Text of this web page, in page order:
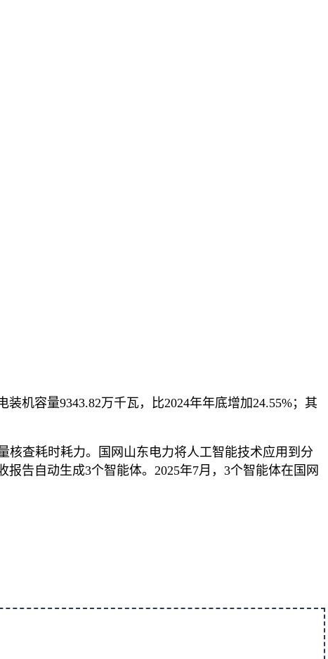
机容量9343.82万千瓦，比2024年年底增加24.55%；其
核查耗时耗力。国网山东电力将人工智能技术应用到分
告自动生成3个智能体。2025年7月，3个智能体在国网